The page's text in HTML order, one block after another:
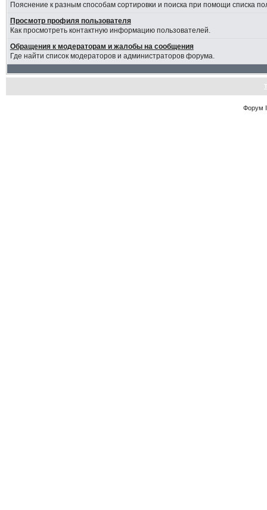
Пояснение к разным способам сортировки и поиска при помощи списка
Просмотр профиля пользователя
Как просмотреть контактную информацию пользователей.
Обращения к модераторам и жалобы на сообщения
Где найти список модераторов и администраторов форума.
Форум